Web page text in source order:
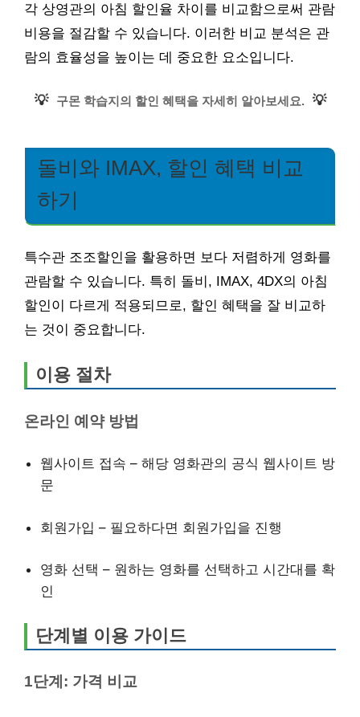
각 상영관의 아침 할인율 차이를 비교함으로써 관람
비용을 절감할 수 있습니다. 이러한 비교 분석은 관
람의 효율성을 높이는 데 중요한 요소입니다.
💡 구몬 학습지의 할인 혜택을 자세히 알아보세요. 💡
돌비와 IMAX, 할인 혜택 비교
하기
특수관 조조할인을 활용하면 보다 저렴하게 영화를
관람할 수 있습니다. 특히 돌비, IMAX, 4DX의 아침
할인이 다르게 적용되므로, 할인 혜택을 잘 비교하
는 것이 중요합니다.
이용 절차
온라인 예약 방법
웹사이트 접속 – 해당 영화관의 공식 웹사이트 방
문
회원가입 – 필요하다면 회원가입을 진행
영화 선택 – 원하는 영화를 선택하고 시간대를 확
인
단계별 이용 가이드
1단계: 가격 비교